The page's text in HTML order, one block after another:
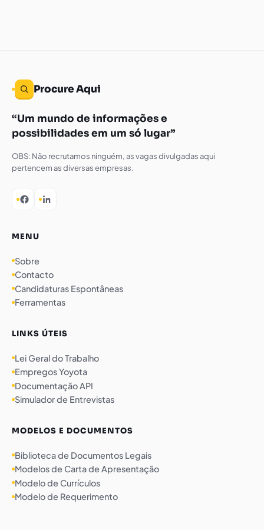
Procure Aqui
Um mundo de informações e
possibilidades em um só lugar
OBS: Não recrutamos ninguém, as vagas divulgadas aqui
pertencem as diversas empresas.
MENU
Sobre
Contacto
Candidaturas Espontâneas
Ferramentas
LINKS ÚTEIS
Lei Geral do Trabalho
Empregos Yoyota
Documentação API
Simulador de Entrevistas
MODELOS E DOCUMENTOS
Biblioteca de Documentos Legais
Modelos de Carta de Apresentação
Modelo de Currículos
Modelo de Requerimento